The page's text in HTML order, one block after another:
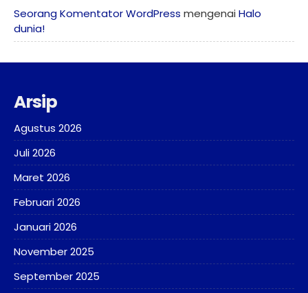
Seorang Komentator WordPress mengenai Halo
dunia!
Arsip
Agustus 2026
Juli 2026
Maret 2026
Februari 2026
Januari 2026
November 2025
September 2025